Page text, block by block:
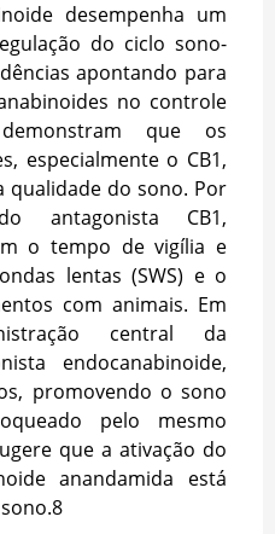
desempenha um
do ciclo sono-
apontando para
no controle
que os
especialmente o CB1,
qualidade do sono. Por
antagonista CB1,
o tempo de vigília e
lentas (SWS) e o
com animais. Em
central da
endocanabinoide,
promovendo o sono
pelo mesmo
que a ativação do
anandamida está
8